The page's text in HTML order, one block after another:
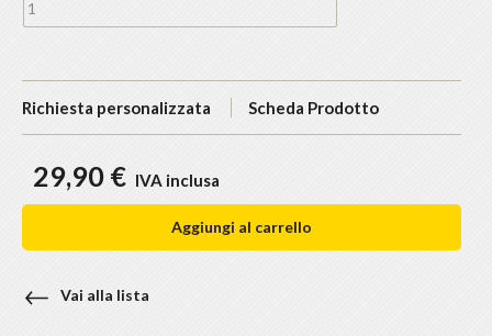
Richiesta personalizzata Scheda Prodotto
29,90 € IVA inclusa
Aggiungi al carrello
Vai alla lista